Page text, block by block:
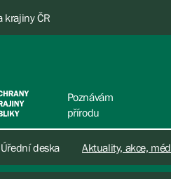
krajiny ČR
Poznávám
přírodu
Úřední deska Aktuality, akce,